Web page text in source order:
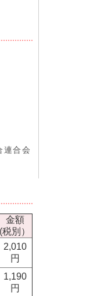
連合会
金額
(税別）
2,010
円
1,190
円